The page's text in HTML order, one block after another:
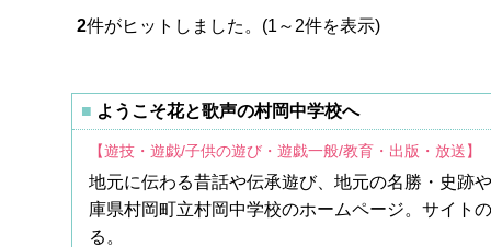
2件がヒットしました。(1～2件を表示)
ようこそ花と歌声の村岡中学校へ
【遊技・遊戯/子供の遊び・遊戯一般/教育・出版・放送】
地元に伝わる昔話や伝承遊び、地元の名勝・史跡
庫県村岡町立村岡中学校のホームページ。サイト
る。